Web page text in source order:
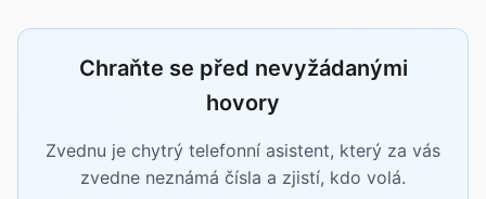
Chraňte se před nevyžádanými
hovory
Zvednu je chytrý telefonní asistent, který za vás
zvedne neznámá čísla a zjistí, kdo volá.